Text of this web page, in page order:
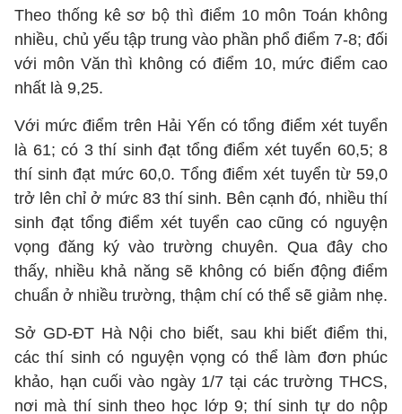
Theo thống kê sơ bộ thì điểm 10 môn Toán không
nhiều, chủ yếu tập trung vào phần phổ điểm 7-8; đối
với môn Văn thì không có điểm 10, mức điểm cao
nhất là 9,25.
Với mức điểm trên Hải Yến có tổng điểm xét tuyển
là 61; có 3 thí sinh đạt tổng điểm xét tuyển 60,5; 8
thí sinh đạt mức 60,0. Tổng điểm xét tuyển từ 59,0
trở lên chỉ ở mức 83 thí sinh. Bên cạnh đó, nhiều thí
sinh đạt tổng điểm xét tuyển cao cũng có nguyện
vọng đăng ký vào trường chuyên. Qua đây cho
thấy, nhiều khả năng sẽ không có biến động điểm
chuẩn ở nhiều trường, thậm chí có thể sẽ giảm nhẹ.
Sở GD-ĐT Hà Nội cho biết, sau khi biết điểm thi,
các thí sinh có nguyện vọng có thể làm đơn phúc
khảo, hạn cuối vào ngày 1/7 tại các trường THCS,
nơi mà thí sinh theo học lớp 9; thí sinh tự do nộp